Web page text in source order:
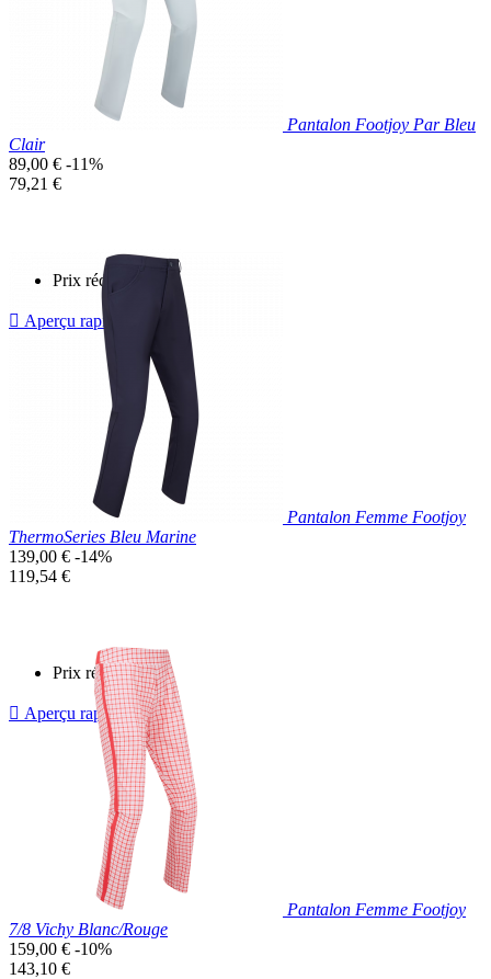
Pantalon Footjoy Par Bleu
Clair
Prix
de
89,00 € -11%
Prix
79,21 €
Prix réduit
 Aperçu rapide
Pantalon Femme Footjoy
ThermoSeries Bleu Marine
Prix
de
139,00 € -14%
Prix
119,54 €
Prix réduit
 Aperçu rapide
Pantalon Femme Footjoy
7/8 Vichy Blanc/Rouge
Prix
de
159,00 € -10%
Prix
143,10 €